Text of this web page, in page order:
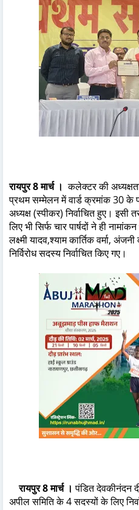
रायपुर 8 मार्च । कलेक्टर की
प्रथम सम्मेलन में वार्ड क्रमांक 30 के
अध्यक्ष (स्पीकर) निर्वाचित हुए।
लिए भी सिर्फ चार पार्षदों ने ही
लक्ष्मी यादव,श्याम कार्तिक वर्मा,
निर्विरोध सदस्य निर्वाचित किए गए।
रायपुर 8 मार्च । पंडित देवकीनंदन
अपील समिति के 4 सदस्यों के लिए